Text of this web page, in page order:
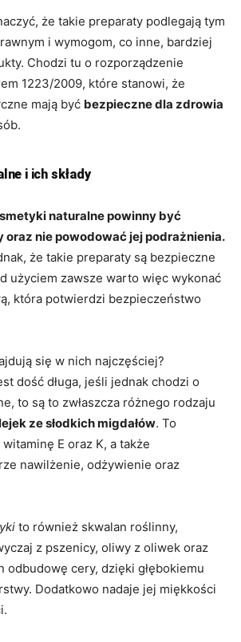
że takie preparaty podlegają tym
i wymogom, co inne, bardziej
Chodzi tu o rozporządzenie
1223/2009, które stanowi, że
mają być bezpieczne dla zdrowia
i ich składy
naturalne powinny być
oraz nie powodować jej podrażnienia.
że takie preparaty są bezpieczne
użyciem zawsze warto więc wykonać
która potwierdzi bezpieczeństwo
się w nich najczęściej?
dość długa, jeśli jednak chodzi o
to są to zwłaszcza różnego rodzaju
ze słodkich migdałów. To
E oraz K, a także
nawilżenie, odżywienie oraz
to również skwalan roślinny,
z pszenicy, oliwy z oliwek oraz
odbudowę cery, dzięki głębokiemu
Dodatkowo nadaje jej miękkości